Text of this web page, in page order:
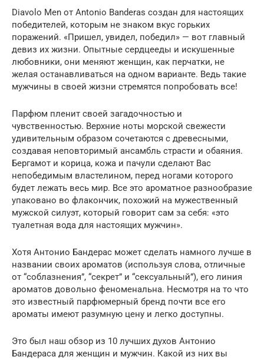
Diavolo Men от Antonio Banderas создан для настоящих
победителей, которым не знаком вкус горьких
поражений. «Пришел, увидел, победил» — вот главный
девиз их жизни. Опытные сердцееды и искушенные
любовники, они меняют женщин, как перчатки, не
желая останавливаться на одном варианте. Ведь такие
мужчины в своей жизни стремятся попробовать все!
Парфюм пленит своей загадочностью и
чувственностью. Верхние ноты морской свежести
удивительным образом сочетаются с древесными,
создавая неповторимый ансамбль страсти и обаяния.
Бергамот и корица, кожа и пачули сделают Вас
непобедимым властелином, перед ногами которого
будет лежать весь мир. Все это ароматное разнообразие
упаковано во флакончик, похожий на мужественный
мужской силуэт, который говорит сам за себя: «это
туалетная вода для настоящих мужчин».
Хотя Антонио Бандерас может сделать намного лучше в
названии своих ароматов (используя слова, отличные
от “соблазнения”, “секрет” и “сексуальный”), его линия
ароматов довольно феноменальна. Несмотря на то что
это известный парфюмерный бренд почти все его
ароматы имеют разумную цену и легко доступны.
Это был наш обзор из 10 лучших духов Антонио
Бандераса для женщин и мужчин. Какой из них вы